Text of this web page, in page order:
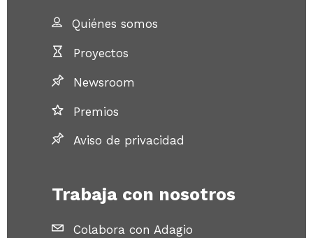
Quiénes somos
Proyectos
Newsroom
Premios
Aviso de privacidad
Trabaja con nosotros
Colabora con Adagio